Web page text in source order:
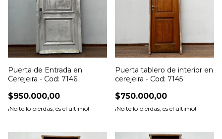
Puerta de Entrada en
Cerejeira - Cod: 7146
$950.000,00
¡No te lo pierdas, es el último!
Puerta tablero de interior en
cerejeira - Cod: 7145
$750.000,00
¡No te lo pierdas, es el último!